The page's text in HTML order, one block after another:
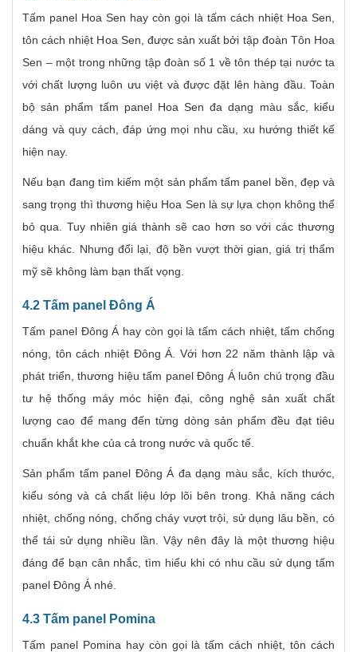
Tấm panel Hoa Sen hay còn gọi là tấm cách nhiệt Hoa Sen,
tôn cách nhiệt Hoa Sen, được sản xuất bởi tập đoàn Tôn Hoa
Sen – một trong những tập đoàn số 1 về tôn thép tại nước ta
với chất lượng luôn ưu việt và được đặt lên hàng đầu. Toàn
bộ sản phẩm tấm panel Hoa Sen đa dạng màu sắc, kiểu
dáng và quy cách, đáp ứng mọi nhu cầu, xu hướng thiết kế
hiện nay.
Nếu bạn đang tìm kiếm một sản phẩm tấm panel bền, đẹp và
sang trọng thì thương hiệu Hoa Sen là sự lựa chọn không thể
bỏ qua. Tuy nhiên giá thành sẽ cao hơn so với các thương
hiệu khác. Nhưng đổi lại, độ bền vượt thời gian, giá trị thẩm
mỹ sẽ không làm bạn thất vọng.
4.2 Tấm panel Đông Á
Tấm panel Đông Á hay còn gọi là tấm cách nhiệt, tấm chống
nóng, tôn cách nhiệt Đông Á. Với hơn 22 năm thành lập và
phát triển, thương hiệu tấm panel Đông Á luôn chú trọng đầu
tư hệ thống máy móc hiện đại, công nghệ sản xuất chất
lượng cao để mang đến từng dòng sản phẩm đều đạt tiêu
chuẩn khắt khe của cả trong nước và quốc tế.
Sản phẩm tấm panel Đông Á đa dạng màu sắc, kích thước,
kiểu sóng và cả chất liệu lớp lõi bên trong. Khả năng cách
nhiệt, chống nóng, chống cháy vượt trội, sử dụng lâu bền, có
thể tái sử dụng nhiều lần. Vậy nên đây là một thương hiệu
đáng để bạn cân nhắc, tìm hiểu khi có nhu cầu sử dụng tấm
panel Đông Á nhé.
4.3 Tấm panel Pomina
Tấm panel Pomina hay còn gọi là tấm cách nhiệt, tôn cách